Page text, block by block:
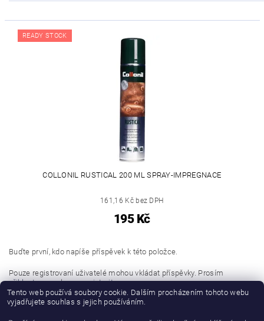
READY STOCK
COLLONIL RUSTICAL 200 ML SPRAY-IMPREGNACE
161,16 Kč bez DPH
195 Kč
Buďte první, kdo napíše příspěvek k této položce.
Pouze registrovaní uživatelé mohou vkládat příspěvky. Prosím
přihlaste senebo seregistrujte.
Buďte první, kdo napíše příspěvek k této položce.
Tento web používá soubory cookie. Dalším procházením tohoto webu
vyjadřujete souhlas s jejich používáním.